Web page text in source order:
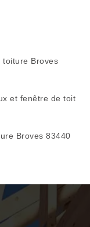
toiture Broves
et fenêtre de toit
Broves 83440